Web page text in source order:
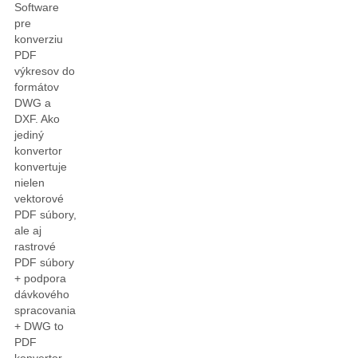
Software
pre
konverziu
PDF
výkresov do
formátov
DWG a
DXF. Ako
jediný
konvertor
konvertuje
nielen
vektorové
PDF súbory,
ale aj
rastrové
PDF súbory
+ podpora
dávkového
spracovania
+ DWG to
PDF